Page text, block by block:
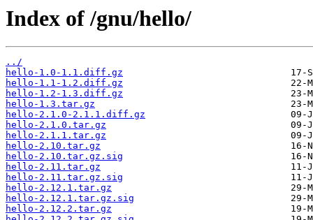
Index of /gnu/hello/
../
hello-1.0-1.1.diff.gz
hello-1.1-1.2.diff.gz
hello-1.2-1.3.diff.gz
hello-1.3.tar.gz
hello-2.1.0-2.1.1.diff.gz
hello-2.1.0.tar.gz
hello-2.1.1.tar.gz
hello-2.10.tar.gz
hello-2.10.tar.gz.sig
hello-2.11.tar.gz
hello-2.11.tar.gz.sig
hello-2.12.1.tar.gz
hello-2.12.1.tar.gz.sig
hello-2.12.2.tar.gz